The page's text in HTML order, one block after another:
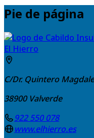
Pie de página
El Hierro
C/Dr. Quintero
38900 Valverde
922 550 078
www.elhierro.es